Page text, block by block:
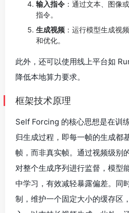
输入指令 ：通过文本、图像
指令。
生成视频 ：运行模型生成视
和优化。
此外，还可以使用线上平台如
降低本地算力要求。
框架技术原理
Self Forcing 的核心思想是在训
归生成过程，即每一帧的生成都
帧，而非真实帧。通过视频级别
对整个生成序列进行监督，模型
中学习，有效减轻暴露偏差。同
制，维护一个固定大小的缓存区